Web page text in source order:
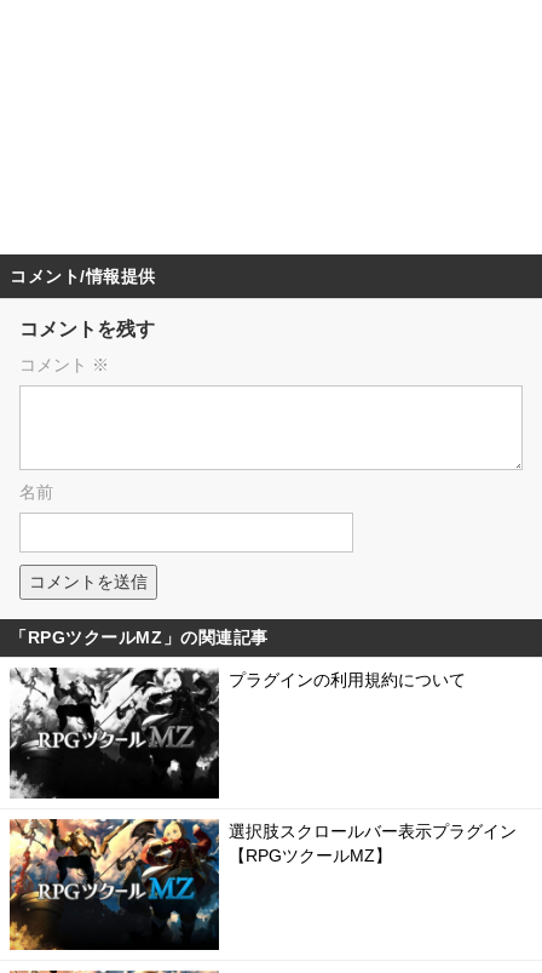
コメント/情報提供
コメントを残す
コメント ※
名前
「RPGツクールMZ」の関連記事
プラグインの利用規約について
選択肢スクロールバー表示プラグイン
【RPGツクールMZ】